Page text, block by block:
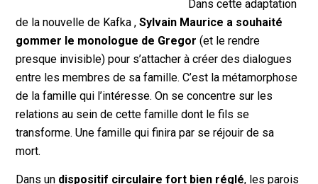
Dans cette adaptation
de la nouvelle de Kafka ,Sylvain Maurice a souhaité
gommer le monologue de Gregor (et le rendre
presque invisible) pour s’attacher à créer des dialogues
entre les membres de sa famille. C’est la métamorphose
de la famille qui l’intéresse. On se concentre sur les
relations au sein de cette famille dont le fils se
transforme. Une famille qui finira par se réjouir de sa
mort.
Dans un dispositif circulaire fort bien réglé, les parois